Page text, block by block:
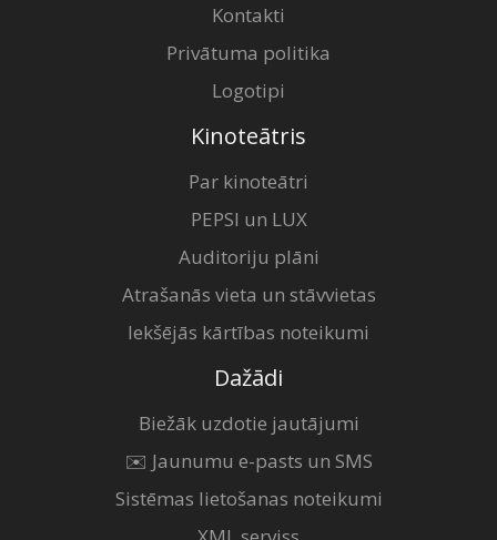
Kontakti
Privātuma politika
Logotipi
Kinoteātris
Par kinoteātri
PEPSI un LUX
Auditoriju plāni
Atrašanās vieta un stāvvietas
Iekšējās kārtības noteikumi
Dažādi
Biežāk uzdotie jautājumi
✉️ Jaunumu e-pasts un SMS
Sistēmas lietošanas noteikumi